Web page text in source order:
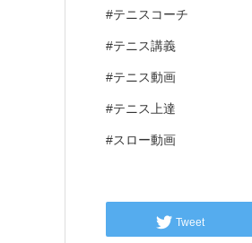
#テニスコーチ
#テニス講義
#テニス動画
#テニス上達
#スロー動画
Tweet